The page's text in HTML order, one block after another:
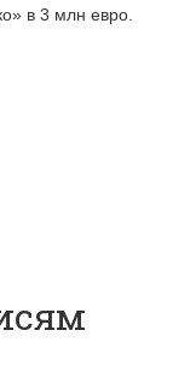
в 3 млн евро.